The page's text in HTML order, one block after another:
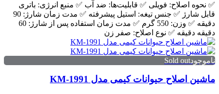
✅️ نحوه اصلاح: فویلی ✅️ قابلیت‌ها: ضد آب ✅️ منبع انرژی: باتری
قابل شارژ ✅️ جنس تیغه: استیل پیشرفته ✅️ مدت زمان شارژ: 90
دقیقه ✅️ وزن: 550 گرم ✅️ مدت زمان استفاده پس از شارژ: 60
دقیقه دقیقه ✅️ نوع اصلاح: صفر زن
ناموجودSold out
ماشين اصلاح حيوانات كيمی مدل KM-1991